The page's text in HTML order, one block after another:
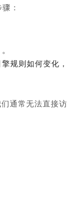
：
规则如何变化，
通常无法直接访